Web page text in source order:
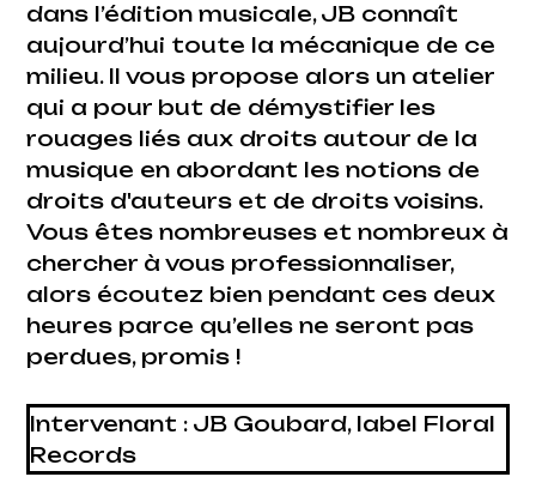
dans l’édition musicale, JB connaît
aujourd’hui toute la mécanique de ce
milieu. Il vous propose alors un atelier
qui a pour but de démystifier les
rouages liés aux droits autour de la
musique en abordant les notions de
droits d'auteurs et de droits voisins.
Vous êtes nombreuses et nombreux à
chercher à vous professionnaliser,
alors écoutez bien pendant ces deux
heures parce qu’elles ne seront pas
perdues, promis !
Intervenant : JB Goubard, label Floral
Records